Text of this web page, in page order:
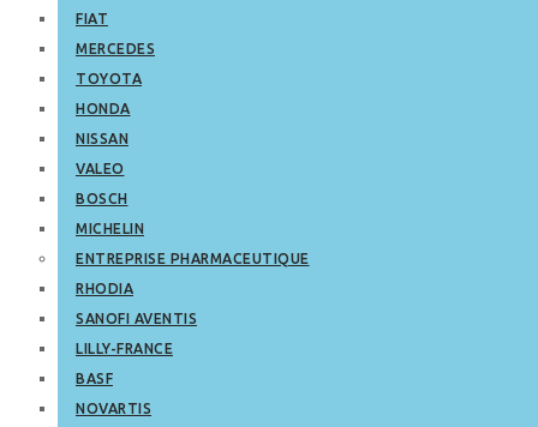
FIAT
MERCEDES
TOYOTA
HONDA
NISSAN
VALEO
BOSCH
MICHELIN
ENTREPRISE PHARMACEUTIQUE
RHODIA
SANOFI AVENTIS
LILLY-FRANCE
BASF
NOVARTIS